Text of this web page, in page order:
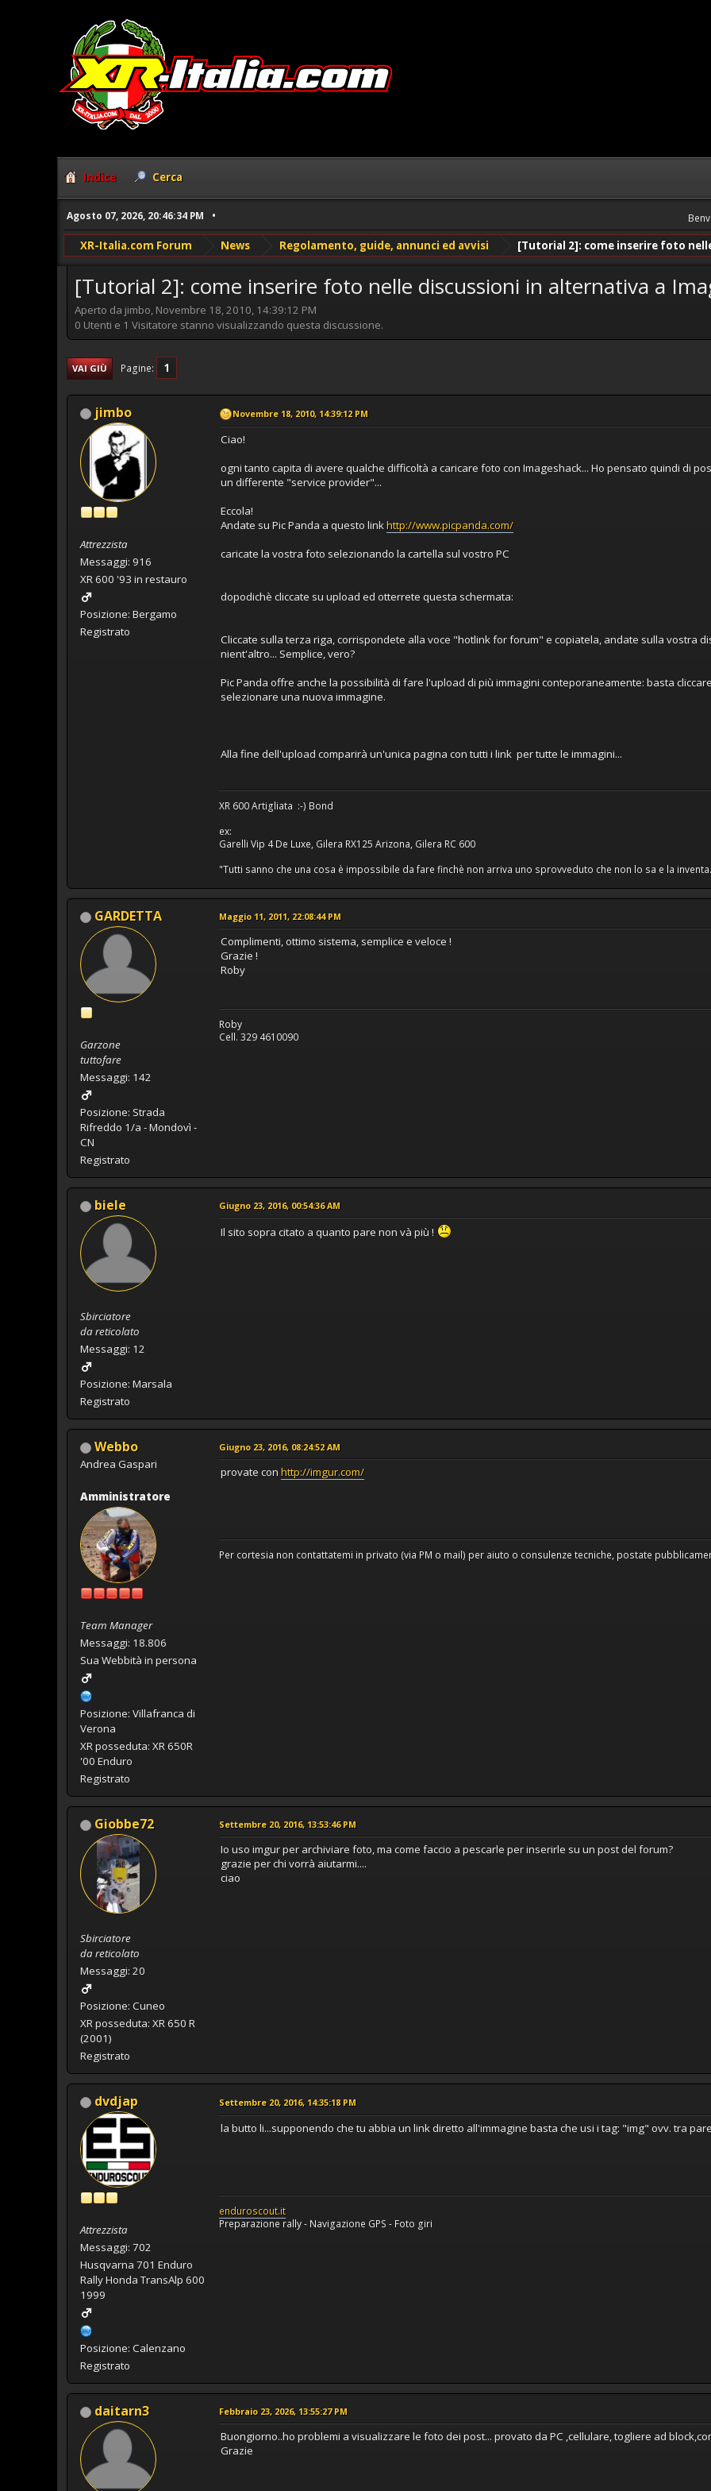
Indice Cerca
Agosto 07, 2026, 20:46:34 PM
XR-Italia.com Forum News Regolamento, guide, annunci ed avvisi [Tutorial 2]: come inserire foto
[Tutorial 2]: come inserire foto nelle discussioni in alternativa a
Aperto da jimbo, Novembre 18, 2010, 14:39:12 PM
0 Utenti e 1 Visitatore stanno visualizzando questa discussione.
VAI GIÙ Pagine 1
jimbo
Attrezzista
Messaggi: 916
XR 600 '93 in restauro
Posizione: Bergamo
Registrato
Novembre 18, 2010, 14:39:12 PM
Ciao!
ogni tanto capita di avere qualche difficoltà a caricare foto con Imageshack... Ho pensato quindi di
un differente "service provider"...
Eccola!
Andate su Pic Panda a questo linkhttp://www.picpanda.com/
caricate la vostra foto selezionando la cartella sul vostro PC
dopodichè cliccate su upload ed otterrete questa schermata:
Cliccate sulla terza riga, corrispondete alla voce "hotlink for forum" e copiatela, andate sulla vostra
nient'altro... Semplice, vero?
Pic Panda offre anche la possibilità di fare l'upload di più immagini conteporaneamente: basta
selezionare una nuova immagine.
Alla fine dell'upload comparirà un'unica pagina con tutti i link per tutte le immagini...
XR 600 Artigliata :-) Bond
ex:
Garelli Vip 4 De Luxe, Gilera RX125 Arizona, Gilera RC 600
"Tutti sanno che una cosa è impossibile da fare finchè non arriva uno sprovveduto che non lo sa e la
GARDETTA
Garzone
tuttofare
Messaggi: 142
Posizione: Strada
Rifreddo 1/a - Mondovì -
CN
Registrato
Maggio 11, 2011, 22:08:44 PM
Complimenti, ottimo sistema, semplice e veloce !
Grazie !
Roby
Roby
Cell. 329 4610090
biele
Sbirciatore
da reticolato
Messaggi: 12
Posizione: Marsala
Registrato
Giugno 23, 2016, 00:54:36 AM
Il sito sopra citato a quanto pare non và più !
Webbo
Andrea Gaspari
Amministratore
Team Manager
Messaggi: 18.806
Sua Webbità in persona
Posizione: Villafranca di
Verona
XR posseduta: XR 650R
'00 Enduro
Registrato
Giugno 23, 2016, 08:24:52 AM
provate con http://imgur.com/
Per cortesia non contattatemi in privato (via PM o mail) per aiuto o consulenze tecniche, postate
Giobbe72
Sbirciatore
da reticolato
Messaggi: 20
Posizione: Cuneo
XR posseduta: XR 650 R
(2001)
Registrato
Settembre 20, 2016, 13:53:46 PM
Io uso imgur per archiviare foto, ma come faccio a pescarle per inserirle su un post del forum?
grazie per chi vorrà aiutarmi....
ciao
dvdjap
Attrezzista
Messaggi: 702
Husqvarna 701 Enduro
Rally Honda TransAlp 600
1999
Posizione: Calenzano
Registrato
Settembre 20, 2016, 14:35:18 PM
la butto li...supponendo che tu abbia un link diretto all'immagine basta che usi i tag: "img" ovv. tra
enduroscout.it
Preparazione rally - Navigazione GPS - Foto giri
daitarn3 Febbraio 23, 2026, 13:55:27 PM
Buongiorno..ho problemi a visualizzare le foto dei post... provato da PC ,cellulare, togliere ad
Grazie